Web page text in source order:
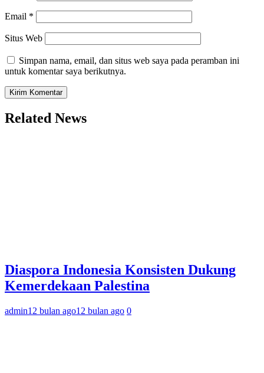
Email *
Situs Web
Simpan nama, email, dan situs web saya pada peramban ini
untuk komentar saya berikutnya.
Related News
Diaspora Indonesia Konsisten Dukung
Kemerdekaan Palestina
admin12 bulan ago12 bulan ago 0